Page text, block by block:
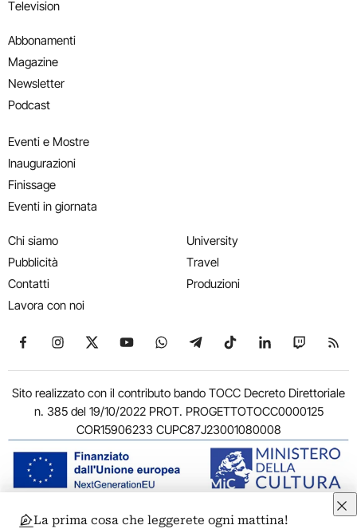
Television
Abbonamenti
Magazine
Newsletter
Podcast
Eventi e Mostre
Inaugurazioni
Finissage
Eventi in giornata
Chi siamo
Pubblicità
Contatti
Lavora con noi
University
Travel
Produzioni
Seguici su Facebook
Seguici su Instagram
Seguici su X
Seguici su YouTube
Seguici su WhatsApp
Seguici su Telegram
Seguici su TikTok
Seguici su
Seguici
Sito realizzato con il contributo bando TOCC Decreto Direttoriale
n. 385 del 19/10/2022 PROT. PROGETTOTOCC0000125
COR15906233 CUPC87J23001080008
© 2011-2026 ARTRIBUNE srl – Corso Vittorio Emanuele II, 287 –
La prima cosa che leggerete ogni mattina!